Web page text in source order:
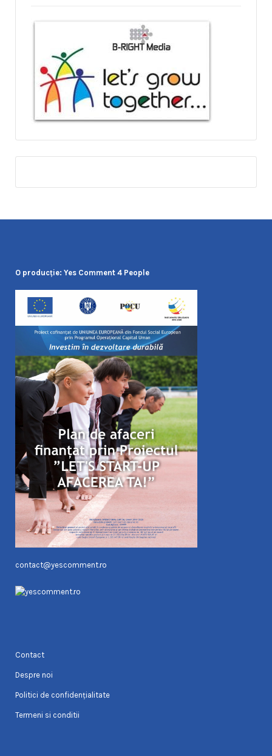
O producţie: Yes Comment 4 People
contact@yescomment.ro
Contact
Despre noi
Politici de confidențialitate
Termeni si conditii